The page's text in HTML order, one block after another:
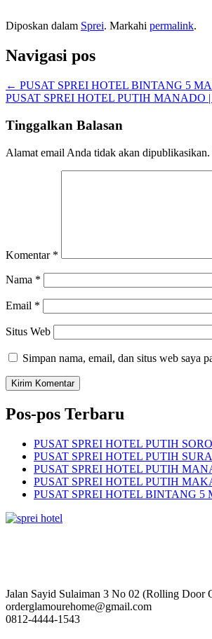
Diposkan dalam Sprei. Markahi permalink.
Navigasi pos
← PUSAT SPREI HOTEL BINTANG 5
PUSAT SPREI HOTEL PUTIH MANADO |
Tinggalkan Balasan
Alamat email Anda tidak akan dipublikasikan.
Komentar *
Nama *
Email *
Situs Web
Simpan nama, email, dan situs web saya
Pos-pos Terbaru
PUSAT SPREI HOTEL PUTIH
PUSAT SPREI HOTEL PUTIH
PUSAT SPREI HOTEL PUTIH
PUSAT SPREI HOTEL PUTIH
PUSAT SPREI HOTEL BINTANG 5
Jalan Sayid Sulaiman 3 No 02 (Rolling Door
orderglamourehome@gmail.com
0812-4444-1543